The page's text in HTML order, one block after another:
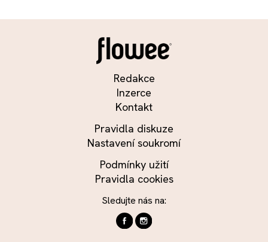
Redakce
Inzerce
Kontakt
Pravidla diskuze
Nastavení soukromí
Podmínky užití
Pravidla cookies
Sledujte nás na: